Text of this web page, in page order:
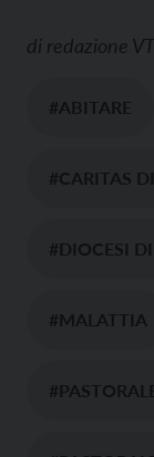
di redazione VT
#ABITARE
#CARITAS
#DIOCESI
#MALATTIA